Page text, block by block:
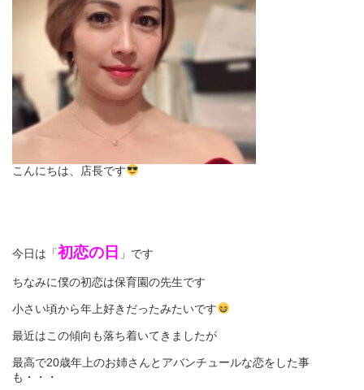
こんにちは、店長です
今日は「初恋の日 」です
ちなみに僕の初恋は保育園の先生です
小さい頃から年上好きだったみたいです
最近はこの傾向も落ち着いてきましたが
最高で20歳年上のお姉さんとアバンチュールな恋をした事
も・・・